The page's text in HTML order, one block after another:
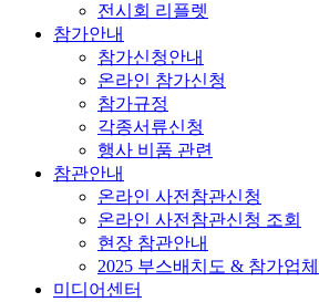
전시회 리플렛
참가안내
참가신청안내
온라인 참가신청
참가규정
각종서류신청
행사 비품 관련
참관안내
온라인 사전참관신청
온라인 사전참관신청 조회
현장 참관안내
2025 부스배치도 & 참가업
미디어센터